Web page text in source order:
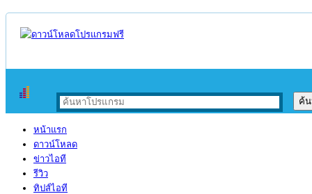
หน้าแรก
ดาวน์โหลด
ข่าวไอที
รีวิว
ทิปส์ไอที